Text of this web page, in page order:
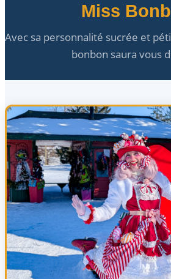
Miss
Avec sa personnalité sucrée et
bonbon saura vous